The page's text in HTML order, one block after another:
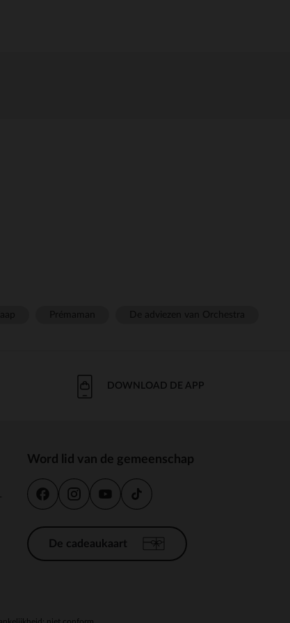
DOWNLOAD DE APP
Word lid van de gemeenschap
De cadeaukaart